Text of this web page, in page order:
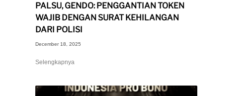
PALSU, GENDO: PENGGANTIAN TOKEN
WAJIB DENGAN SURAT KEHILANGAN
DARI POLISI
December 18, 2025
Selengkapnya